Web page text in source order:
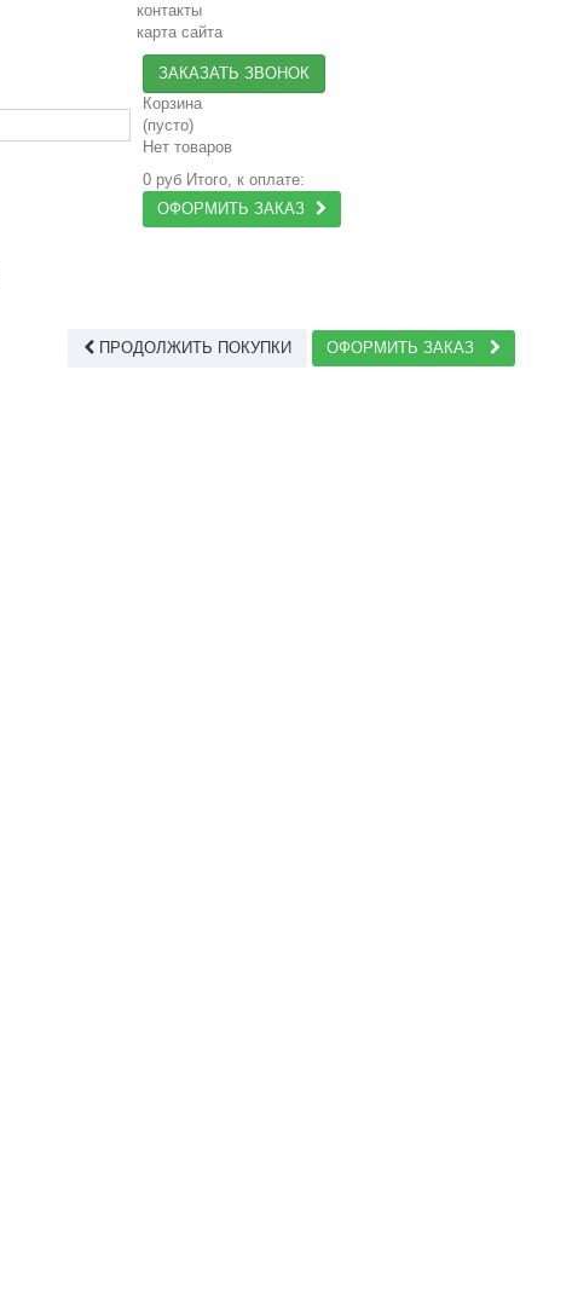
контакты
карта сайта
ЗАКАЗАТЬ ЗВОНОК
Корзина
(пусто)
Нет товаров
0 руб Итого, к оплате:
ОФОРМИТЬ ЗАКАЗ
ПРОДОЛЖИТЬ ПОКУПКИ
ОФОРМИТЬ ЗАКАЗ